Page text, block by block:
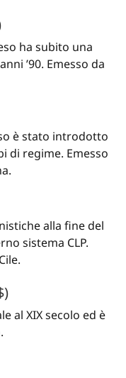
ha subito una
’90. Emesso da
è stato introdotto
di regime. Emesso
alla fine del
sistema CLP.
al XIX secolo ed è